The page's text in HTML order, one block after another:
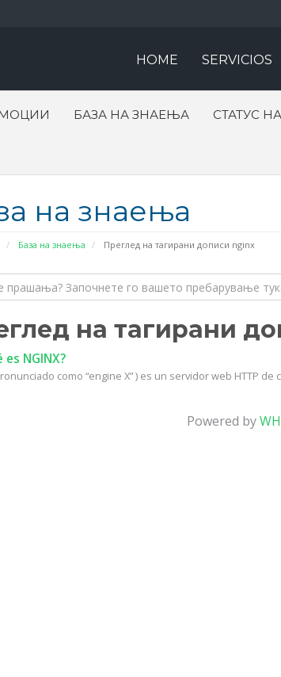
HOME SERVICIOS
БАЗА НА ЗНАЕЊА СТАТУС
на знаења
База на знаења Преглед на тагирани дописи nginx
на тагирани
NGINX?
como “engine X” ) es un servidor web HTTP
Powered by